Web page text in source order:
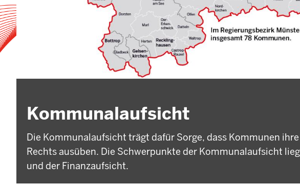
Kommunalaufsicht
Die Kommunalaufsicht trägt dafür Sorge, dass Kommunen
Rechts ausüben. Die Schwerpunkte der Kommunalaufsicht
und der Finanzaufsicht.